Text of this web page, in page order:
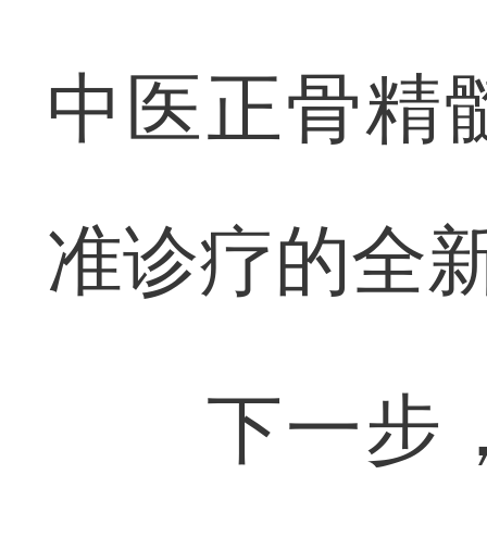
中医正骨精
准诊疗的全
下一步，